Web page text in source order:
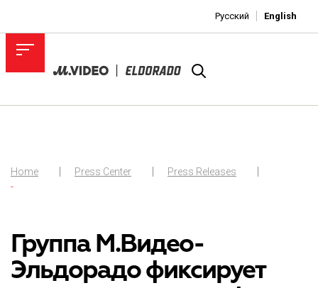
Русский English
Home Press Center
Press Releases
-
Группа М.Видео-
Эльдорадо фиксирует